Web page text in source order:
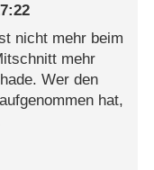
nicht mehr beim
mehr
Wer den
hat,